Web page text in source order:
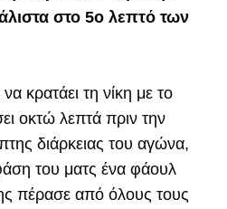
στο 5ο λεπτό των
κρατάει τη νίκη με το
οκτώ λεπτά πριν την
διάρκειας του αγώνα,
του ματς ένα φάουλ
πέρασε από όλους τους